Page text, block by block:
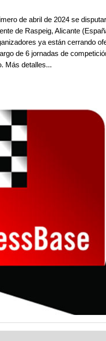
de abril de 2024 se
de Raspeig, Alicante
ya están cerrando
de 6 jornadas de
Más detalles...